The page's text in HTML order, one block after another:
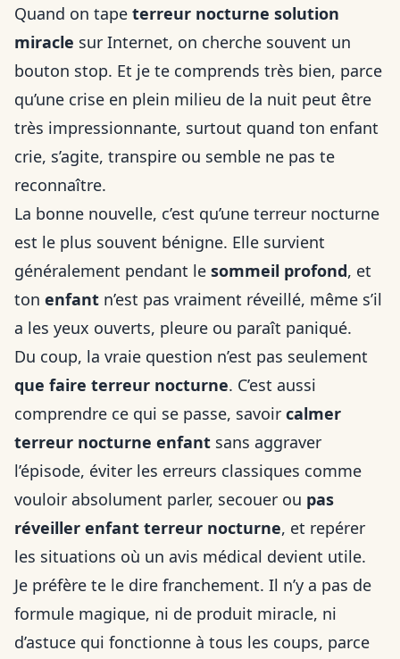
Quand on tape terreur nocturne solution
miracle sur Internet, on cherche souvent un
bouton stop. Et je te comprends très bien, parce
qu’une crise en plein milieu de la nuit peut être
très impressionnante, surtout quand ton enfant
crie, s’agite, transpire ou semble ne pas te
reconnaître.
La bonne nouvelle, c’est qu’une terreur nocturne
est le plus souvent bénigne. Elle survient
généralement pendant le sommeil profond, et
ton enfant n’est pas vraiment réveillé, même s’il
a les yeux ouverts, pleure ou paraît paniqué.
Du coup, la vraie question n’est pas seulement
que faire terreur nocturne. C’est aussi
comprendre ce qui se passe, savoir calmer
terreur nocturne enfant sans aggraver
l’épisode, éviter les erreurs classiques comme
vouloir absolument parler, secouer ou pas
réveiller enfant terreur nocturne, et repérer
les situations où un avis médical devient utile.
Je préfère te le dire franchement. Il n’y a pas de
formule magique, ni de produit miracle, ni
d’astuce qui fonctionne à tous les coups, parce